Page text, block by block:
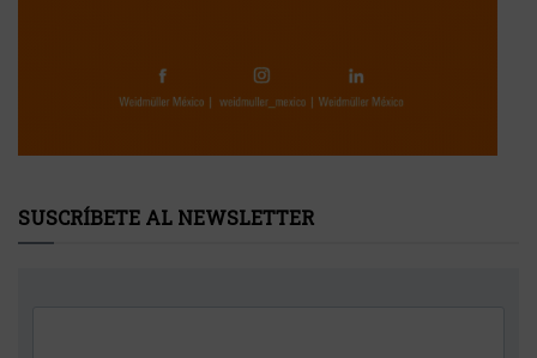
SUSCRÍBETE AL NEWSLETTER